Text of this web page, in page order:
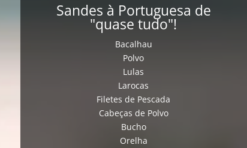
Sandes à Portuguesa de
"quase tudo"!
Bacalhau
Polvo
Lulas
Larocas
Filetes de Pescada
Cabeças de Polvo
Bucho
Orelha